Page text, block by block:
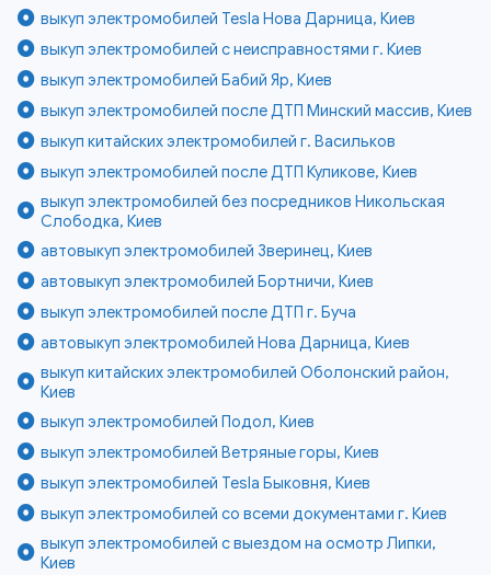
выкуп электромобилей Tesla Нова Дарница, Киев
выкуп электромобилей с неисправностями г. Киев
выкуп электромобилей Бабий Яр, Киев
выкуп электромобилей после ДТП Минский массив, Киев
выкуп китайских электромобилей г. Васильков
выкуп электромобилей после ДТП Куликове, Киев
выкуп электромобилей без посредников Никольская
Слободка, Киев
автовыкуп электромобилей Зверинец, Киев
автовыкуп электромобилей Бортничи, Киев
выкуп электромобилей после ДТП г. Буча
автовыкуп электромобилей Нова Дарница, Киев
выкуп китайских электромобилей Оболонский район,
Киев
выкуп электромобилей Подол, Киев
выкуп электромобилей Ветряные горы, Киев
выкуп электромобилей Tesla Быковня, Киев
выкуп электромобилей со всеми документами г. Киев
выкуп электромобилей с выездом на осмотр Липки,
Киев